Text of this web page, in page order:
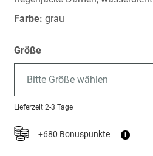
Farbe: grau
Größe
Bitte Größe wählen
Lieferzeit 2-3 Tage
+680 Bonuspunkte i